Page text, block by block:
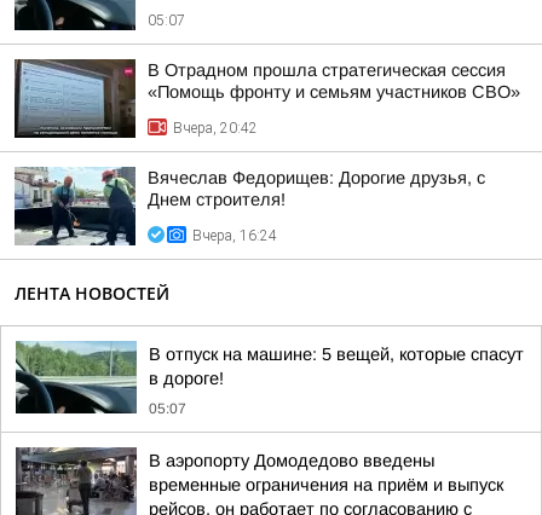
05:07
В Отрадном прошла стратегическая сессия
«Помощь фронту и семьям участников СВО»
Вчера, 20:42
Вячеслав Федорищев: Дорогие друзья, с
Днем строителя!
Вчера, 16:24
ЛЕНТА НОВОСТЕЙ
В отпуск на машине: 5 вещей, которые спасут
в дороге!
05:07
В аэропорту Домодедово введены
временные ограничения на приём и выпуск
рейсов, он работает по согласованию с